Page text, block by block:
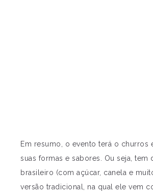
Em resumo, o evento terá o churros
suas formas e sabores. Ou seja, tem
brasileiro (com açúcar, canela e
versão tradicional, na qual ele vem